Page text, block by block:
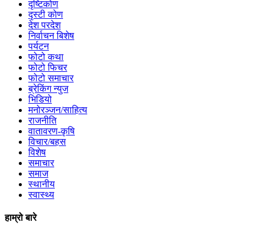
दृष्टिकोण
दृस्टी कोण
देश परदेश
निर्वाचन बिशेष
पर्यटन
फोटो कथा
फोटो फिचर
फोटो समाचार
ब्रेकिंग न्युज
भिडियो
मनोरञ्जन/साहित्य
राजनीति
वातावरण-कृषि
विचार/बहस
विशेष
समाचार
समाज
स्थानीय
स्वास्थ्य
हाम्रो बारे